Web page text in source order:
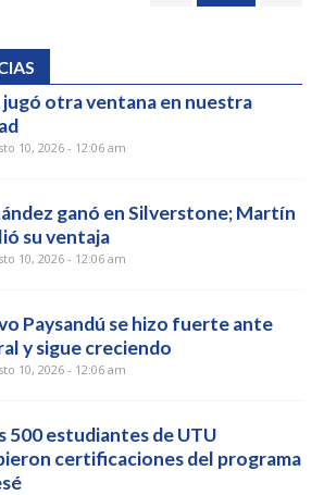
jugó otra ventana en nuestra
10, 2026 - 12:06 am
ganó en Silverstone; Martín
su ventaja
10, 2026 - 12:06 am
Paysandú se hizo fuerte ante
y sigue creciendo
10, 2026 - 12:06 am
500 estudiantes de UTU
certificaciones del programa